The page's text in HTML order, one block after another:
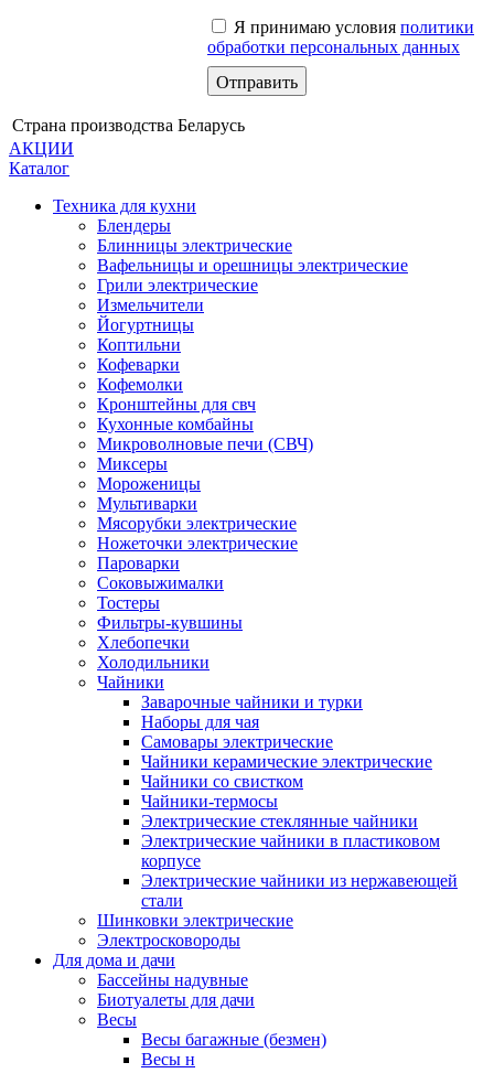
Я принимаю условия политики
обработки персональных данных
Страна производства Беларусь
АКЦИИ
Каталог
Техника для кухни
Блендеры
Блинницы электрические
Вафельницы и орешницы электрические
Грили электрические
Измельчители
Йогуртницы
Коптильни
Кофеварки
Кофемолки
Кронштейны для свч
Кухонные комбайны
Микроволновые печи (СВЧ)
Миксеры
Мороженицы
Мультиварки
Мясорубки электрические
Ножеточки электрические
Пароварки
Соковыжималки
Тостеры
Фильтры-кувшины
Хлебопечки
Холодильники
Чайники
Заварочные чайники и турки
Наборы для чая
Самовары электрические
Чайники керамические электрические
Чайники со свистком
Чайники-термосы
Электрические стеклянные чайники
Электрические чайники в пластиковом
корпусе
Электрические чайники из нержавеющей
стали
Шинковки электрические
Электросковороды
Для дома и дачи
Бассейны надувные
Биотуалеты для дачи
Весы
Весы багажные (безмен)
Весы н